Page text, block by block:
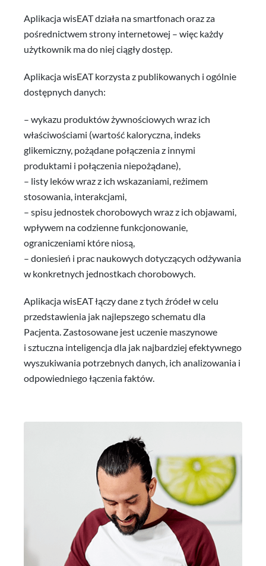
Aplikacja wisEAT działa na smartfonach oraz za
pośrednictwem strony internetowej – więc każdy
użytkownik ma do niej ciągły dostęp.
Aplikacja wisEAT korzysta z publikowanych i ogólnie
dostępnych danych:
– wykazu produktów żywnościowych wraz ich
właściwościami (wartość kaloryczna, indeks
glikemiczny, pożądane połączenia z innymi
produktami i połączenia niepożądane),
– listy leków wraz z ich wskazaniami, reżimem
stosowania, interakcjami,
– spisu jednostek chorobowych wraz z ich objawami,
wpływem na codzienne funkcjonowanie,
ograniczeniami które niosą,
– doniesień i prac naukowych dotyczących odżywania
w konkretnych jednostkach chorobowych.
Aplikacja wisEAT łączy dane z tych źródeł w celu
przedstawienia jak najlepszego schematu dla
Pacjenta. Zastosowane jest uczenie maszynowe
i sztuczna inteligencja dla jak najbardziej efektywnego
wyszukiwania potrzebnych danych, ich analizowania i
odpowiedniego łączenia faktów.